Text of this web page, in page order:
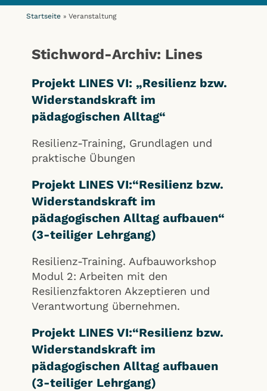
Startseite » Veranstaltung
Stichword-Archiv: Lines
Projekt LINES VI: „Resilienz bzw.
Widerstandskraft im
pädagogischen Alltag“
Resilienz-Training, Grundlagen und
praktische Übungen
Projekt LINES VI:“Resilienz bzw.
Widerstandskraft im
pädagogischen Alltag aufbauen“
(3-teiliger Lehrgang)
Resilienz-Training. Aufbauworkshop
Modul 2: Arbeiten mit den
Resilienzfaktoren Akzeptieren und
Verantwortung übernehmen.
Projekt LINES VI:“Resilienz bzw.
Widerstandskraft im
pädagogischen Alltag aufbauen
(3-teiliger Lehrgang)